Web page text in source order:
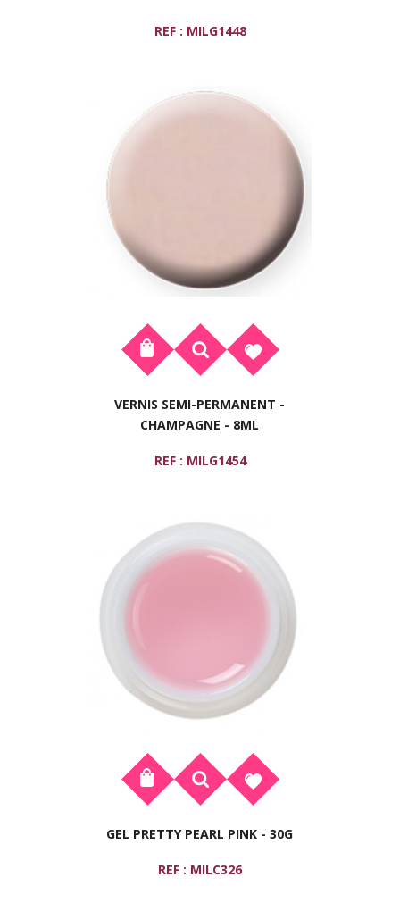
REF : MILG1448
VERNIS SEMI-PERMANENT -
CHAMPAGNE - 8ML
REF : MILG1454
GEL PRETTY PEARL PINK - 30G
REF : MILC326